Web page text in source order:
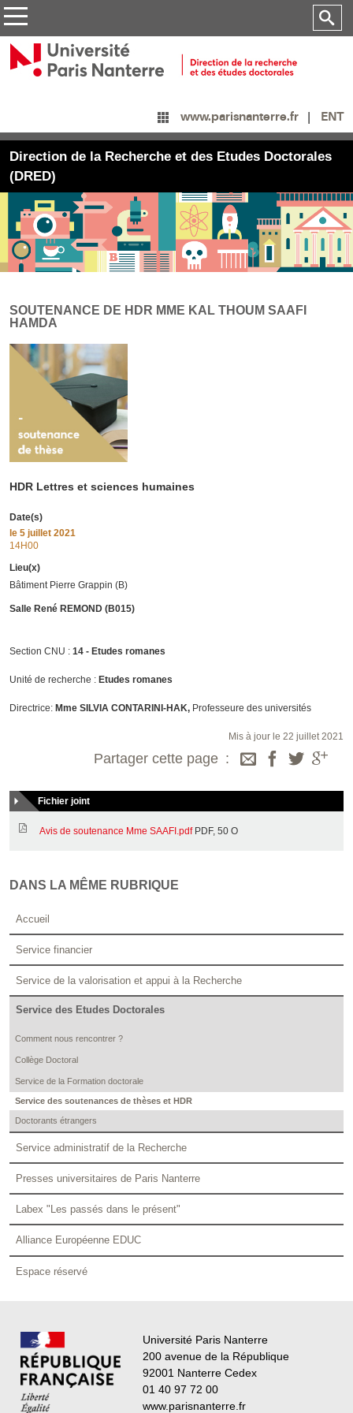
www.parisnanterre.fr ENT
Direction de la Recherche et des Etudes Doctorales
(DRED)
SOUTENANCE DE HDR MME KAL THOUM SAAFI
HAMDA
HDR Lettres et sciences humaines
Date(s)
le 5 juillet 2021
14H00
Lieu(x)
Bâtiment Pierre Grappin (B)
Salle René REMOND (B015)
Section CNU : 14 - Etudes romanes
Unité de recherche : Etudes romanes
Directrice: Mme SILVIA CONTARINI-HAK, Professeure des universités
Mis à jour le 22 juillet 2021
Partager cette page
Fichier joint
Avis de soutenance Mme SAAFI.pdf PDF, 50 O
DANS LA MÊME RUBRIQUE
Accueil
Service financier
Service de la valorisation et appui à la Recherche
Service des Etudes Doctorales
Comment nous rencontrer ?
Collège Doctoral
Service de la Formation doctorale
Service des soutenances de thèses et HDR
Doctorants étrangers
Service administratif de la Recherche
Presses universitaires de Paris Nanterre
Labex "Les passés dans le présent"
Alliance Européenne EDUC
Espace réservé
Université Paris Nanterre
200 avenue de la République
92001 Nanterre Cedex
01 40 97 72 00
www.parisnanterre.fr